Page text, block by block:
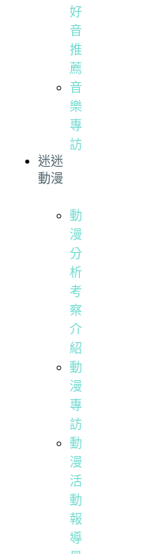
好
音
推
薦
音
樂
專
訪
迷迷
動漫
動
漫
分
析
考
察
介
紹
動
漫
專
訪
動
漫
活
動
報
導